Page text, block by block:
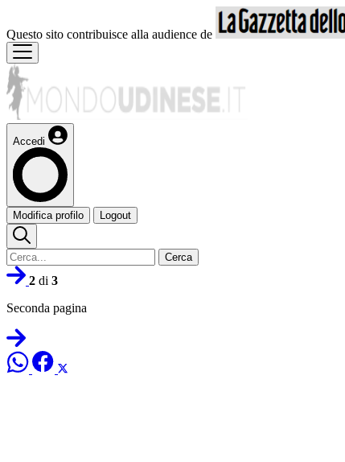
Questo sito contribuisce alla audience de
Accedi
Modifica profilo Logout
Cerca
2 di 3
Seconda pagina